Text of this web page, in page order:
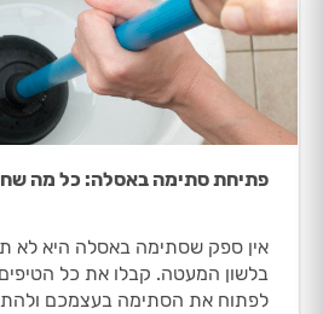
פתיחת סתימה באסלה: כל מה
אין ספק שסתימה באסלה היא לא
בלשון המעטה. קבלו את כל הטיפים
לפתוח את הסתימה בעצמכם